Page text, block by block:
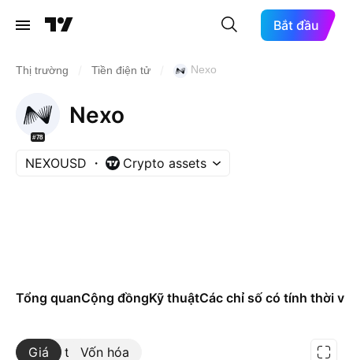
Bắt đầu
Thị trường Tiền điện tử Nexo
#78
Nexo
NEXOUSD Crypto assets
Tổng quanCộng đồngKỹ thuậtCác chỉ số có tính thời vụ
Giá Vốn hóa
Xem thêm